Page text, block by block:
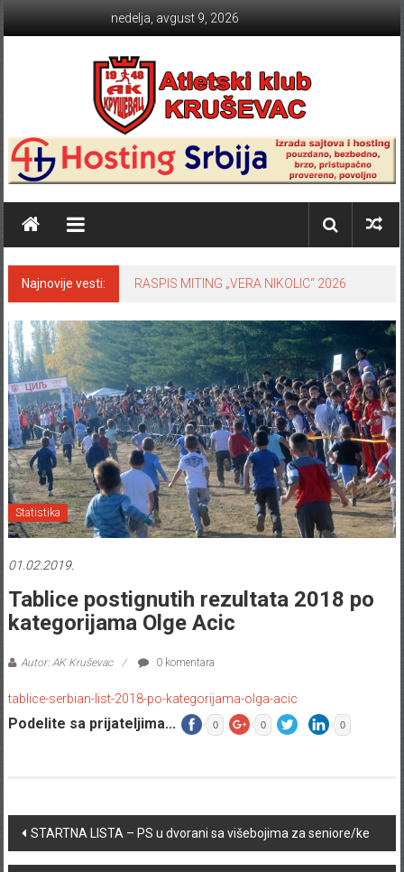
nedelja, avgust 9, 2026
Atletski klub KRUŠEVAC
Najnovije vesti: RASPIS MITING „VERA NIKOLIC“ 2026
Statistika
01.02.2019.
Tablice postignutih rezultata 2018 po
kategorijama Olge Acic
Autor: AK Kruševac 0 komentara
tablice-serbian-list-2018-po-kategorijama-olga-acic
Podelite sa prijateljima... 0 0 0
Post navigation
STARTNA LISTA – PS u dvorani sa višebojima za seniore/ke